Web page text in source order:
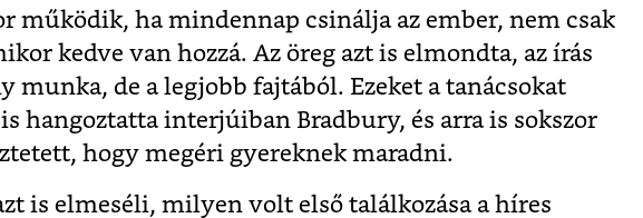
működik, ha mindennap csinálja az ember, nem csak
kedve van hozzá. Az öreg azt is elmondta, az írás
munka, de a legjobb fajtából. Ezeket a tanácsokat
hangoztatta interjúiban Bradbury, és arra is sokszor
hogy megéri gyereknek maradni.
is elmeséli, milyen volt első találkozása a híres